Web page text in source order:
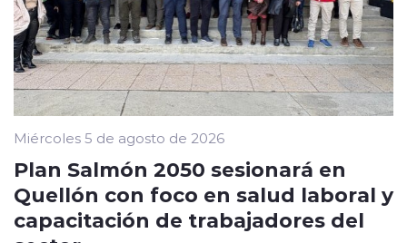
Miércoles 5 de agosto de 2026
Plan Salmón 2050 sesionará en
Quellón con foco en salud laboral y
capacitación de trabajadores del